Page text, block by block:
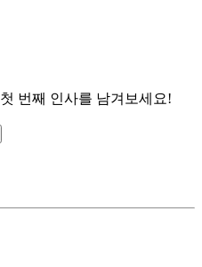
첫 번째 인사를 남겨보세요!